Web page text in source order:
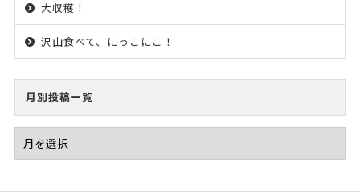
大収穫！
沢山食べて、にっこにこ！
月別投稿一覧